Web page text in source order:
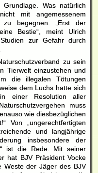
Was natürlich
mit angemessenem
zu begegnen. „Erst der
Bestie“, meint Ulrich
zur Gefahr durch
zu sein
Tierwelt einzustehen und
die illegalen Tötungen
dem Luchs hatte sich
einer Resolution aller
muss
wie diesbezüglichen
Von „ungerechtfertigten
und langjährige
insbesondere der
ist die Rede. Mit seiner
hat BJV Präsident Vocke
Weste der Jäger des BJV